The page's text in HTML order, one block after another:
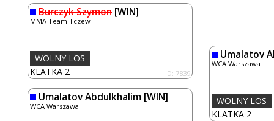
Burczyk Szymon [WIN]
MMA Team Tczew
KLATKA 2 ID: 7839
WOLNY LOS
Umalatov Abdulkhalim [WIN]
WCA Warszawa
Umalatov
WCA Warszawa
KLATKA 2
WOLNY LOS